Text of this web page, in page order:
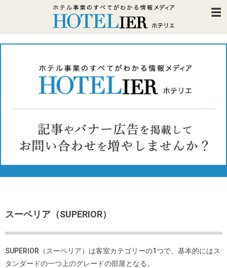
スーペリア（SUPERIOR）
SUPERIOR（スーペリア）は客室カテゴリーの1つで、基本的にはス
タンダードの一つ上のグレードの部屋となる。